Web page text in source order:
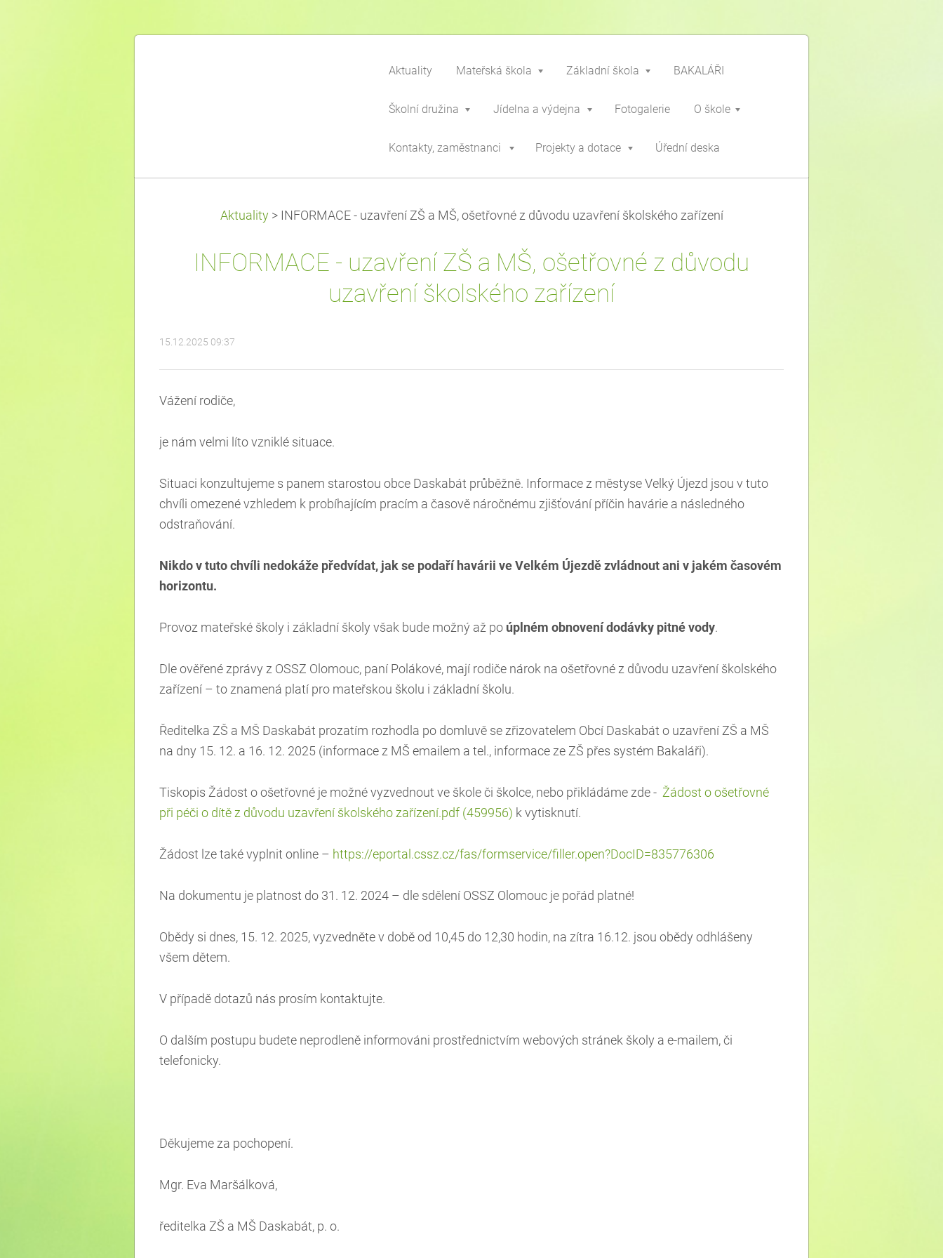
Aktuality Mateřská škola Základní škola BAKALÁŘI
Školní družina Jídelna a výdejna Fotogalerie O škole
Kontakty, zaměstnanci Projekty a dotace Úřední deska
Aktuality > INFORMACE - uzavření ZŠ a MŠ, ošetřovné z důvodu uzavření školského zařízení
INFORMACE - uzavření ZŠ a MŠ, ošetřovné z důvodu
uzavření školského zařízení
15.12.2025 09:37
Vážení rodiče,
je nám velmi líto vzniklé situace.
Situaci konzultujeme s panem starostou obce Daskabát průběžně. Informace z městyse Velký Újezd jsou v tuto
chvíli omezené vzhledem k probíhajícím pracím a časově náročnému zjišťování příčin havárie a následného
odstraňování.
Nikdo v tuto chvíli nedokáže předvídat, jak se podaří havárii ve Velkém Újezdě zvládnout ani v jakém časovém
horizontu.
Provoz mateřské školy i základní školy však bude možný až po úplném obnovení dodávky pitné vody.
Dle ověřené zprávy z OSSZ Olomouc, paní Polákové, mají rodiče nárok na ošetřovné z důvodu uzavření školského
zařízení – to znamená platí pro mateřskou školu i základní školu.
Ředitelka ZŠ a MŠ Daskabát prozatím rozhodla po domluvě se zřizovatelem Obcí Daskabát o uzavření ZŠ a MŠ
na dny 15. 12. a 16. 12. 2025 (informace z MŠ emailem a tel., informace ze ZŠ přes systém Bakaláři).
Tiskopis Žádost o ošetřovné je možné vyzvednout ve škole či školce, nebo přikládáme zde - Žádost o ošetřovné
při péči o dítě z důvodu uzavření školského zařízení.pdf (459956) k vytisknutí.
Žádost lze také vyplnit online – https://eportal.cssz.cz/fas/formservice/filler.open?DocID=835776306
Na dokumentu je platnost do 31. 12. 2024 – dle sdělení OSSZ Olomouc je pořád platné!
Obědy si dnes, 15. 12. 2025, vyzvedněte v době od 10,45 do 12,30 hodin, na zítra 16.12. jsou obědy odhlášeny
všem dětem.
V případě dotazů nás prosím kontaktujte.
O dalším postupu budete neprodleně informováni prostřednictvím webových stránek školy a e-mailem, či
telefonicky.
Děkujeme za pochopení.
Mgr. Eva Maršálková,
ředitelka ZŠ a MŠ Daskabát, p. o.